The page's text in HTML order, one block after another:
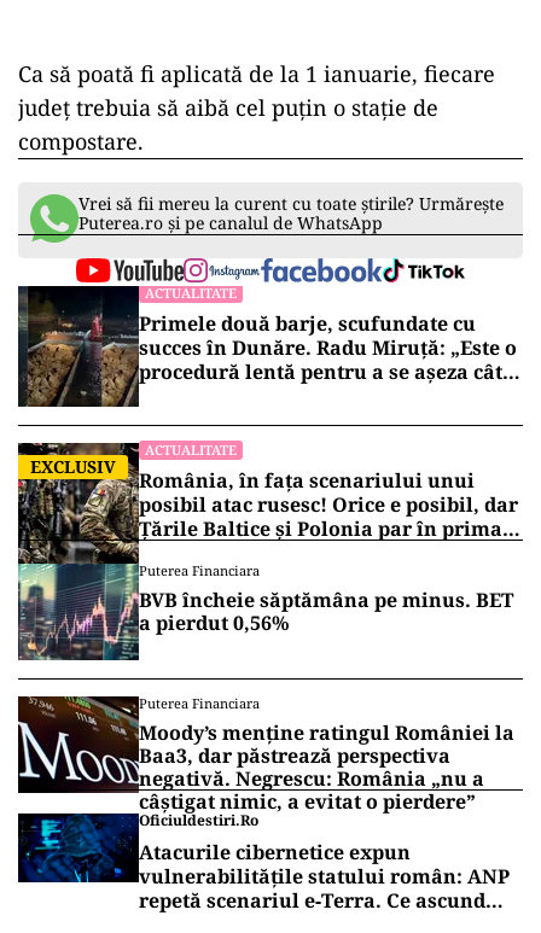
Ca să poată fi aplicată de la 1 ianuarie, fiecare
județ trebuia să aibă cel puțin o stație de
compostare.
Vrei să fii mereu la curent cu toate știrile? Urmărește
Puterea.ro și pe canalul de WhatsApp
ACTUALITATE
Primele două barje, scufundate cu
succes în Dunăre. Radu Miruță: „Este o
procedură lentă pentru a se așeza cât
EXCLUSIV
ACTUALITATE
România, în fața scenariului unui
posibil atac rusesc! Orice e posibil, dar
Țările Baltice și Polonia par în prima
Puterea Financiara
BVB încheie săptămâna pe minus. BET
a pierdut 0,56%
Puterea Financiara
Moody’s menține ratingul României la
Baa3, dar păstrează perspectiva
negativă. Negrescu: România „nu a
câștigat nimic, a evitat o pierdere”
Oficiuldestiri.ro
Atacurile cibernetice expun
vulnerabilitățile statului român: ANP
repetă scenariul e‑Terra. Ce ascund